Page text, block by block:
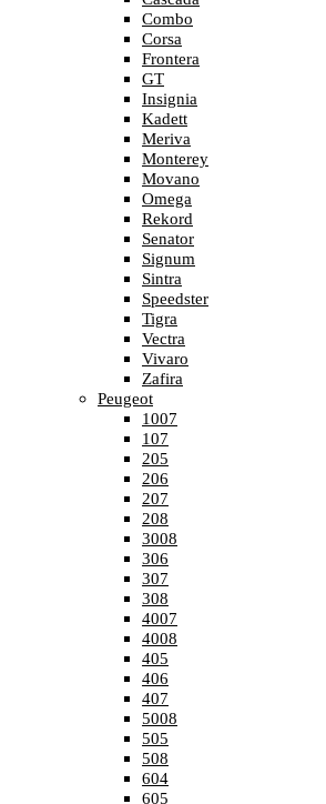
Combo
Corsa
Frontera
GT
Insignia
Kadett
Meriva
Monterey
Movano
Omega
Rekord
Senator
Signum
Sintra
Speedster
Tigra
Vectra
Vivaro
Zafira
Peugeot
1007
107
205
206
207
208
3008
306
307
308
4007
4008
405
406
407
5008
505
508
604
605